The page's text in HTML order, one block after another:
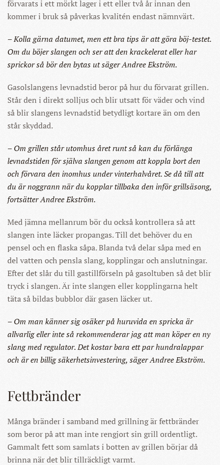
förvarats i ett mörkt lager i ett eller två år innan den
kommer i bruk så påverkas kvalitén endast nämnvärt.
– Kolla gärna datumet, men ett bra tips är att göra böj-testet.
Om du böjer slangen och ser att den krackelerat eller har
sprickor så bör den bytas ut säger Andree Ekström.
Gasolslangens levnadstid beror på hur du förvarat grillen.
Står den i direkt solljus och blir utsatt för väder och vind
så blir slangens levnadstid betydligt kortare än om den
står skyddad.
– Om grillen står utomhus året runt så kan du förlänga
levnadstiden för själva slangen genom att koppla bort den
och förvara den inomhus under vinterhalvåret. Se då till att
du är noggrann när du kopplar tillbaka den inför grillsäsong,
fortsätter Andree Ekström.
Med jämna mellanrum bör du också kontrollera så att
slangen inte läcker propangas. Till det behöver du en
pensel och en flaska såpa. Blanda två delar såpa med en
del vatten och pensla slang, kopplingar och anslutningar.
Efter det slår du till gastillförseln på gasoltuben så det blir
tryck i slangen. Är inte slangen eller kopplingarna helt
täta så bildas bubblor där gasen läcker ut.
– Om man känner sig osäker på huruvida en spricka är
allvarlig eller inte så rekommenderar jag att man köper en ny
slang med regulator. Det kostar bara ett par hundralappar
och är en billig säkerhetsinvestering, säger Andree Ekström.
Fettbränder
Många bränder i samband med grillning är fettbränder
som beror på att man inte rengjort sin grill ordentligt.
Gammalt fett som samlats i botten av grillen börjar då
brinna när det blir tillräckligt varmt.